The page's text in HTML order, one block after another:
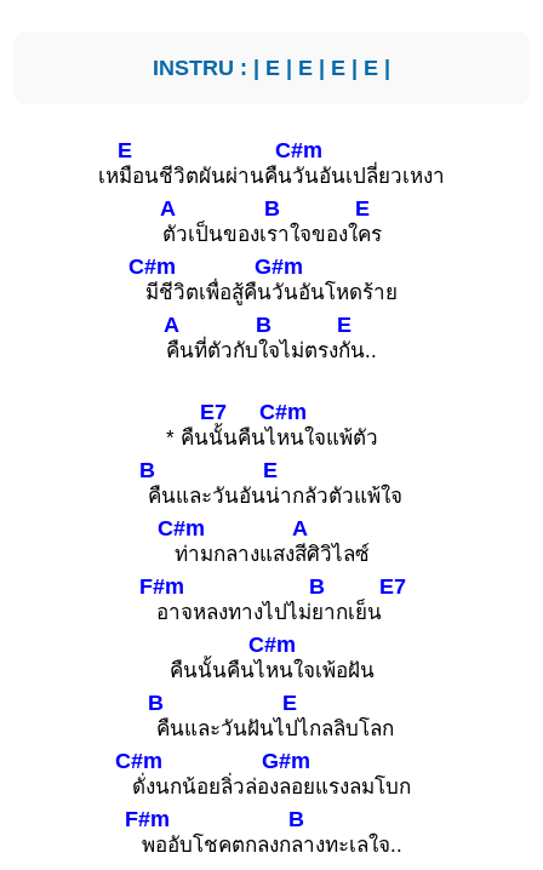
INSTRU : | E | E | E | E |
เห
E
มือนชีวิตผันผ่านคืน
C#m
วันอันเปลี่ยวเหงา
A
ตัวเป็นของเ
B
ราใจของใ
E
คร
C#m
มีชีวิตเพื่อสู้คืน
G#m
วันอันโหดร้าย
A
คืนที่ตัวกับ
B
ใจไม่ตรง
E
กัน..
* คืน
E7
นั้นคืนไ
C#m
หนใจแพ้ตัว
B
คืนและวันอัน
E
น่ากลัวตัวแพ้ใจ
C#m
ท่ามกลางแสง
A
สีศิวิไลซ์
F#m
อาจหลงทางไปไม่
B
ยากเย็น
E7
คืนนั้นคืนไ
C#m
หนใจเพ้อฝัน
B
คืนและวันฝันไ
E
ปไกลลิบโลก
C#m
ดั่งนกน้อยลิ่วล่อง
G#m
ลอยแรงลมโบก
F#m
พออับโชคตกลงก
B
ลางทะเลใจ..